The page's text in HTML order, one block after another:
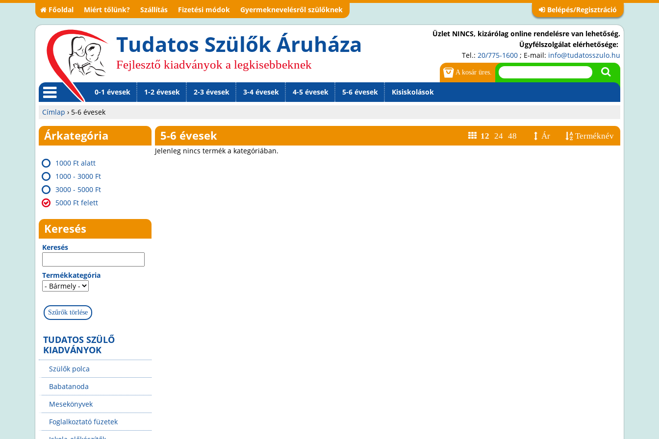
Jump to navigation
Főoldal Miért tőlünk? Szállítás Fizetési módok Gyermeknevelésről szülőknek Belépés/Regisztráció
Tudatos Szülők Áruháza
Fejlesztő kiadványok a legkisebbeknek
Üzlet NINCS, kizárólag online rendelésre van lehetőség.
Ügyfélszolgálat elérhetősége:
Tel.: 20/775-1600 ; E-mail: info@tudatosszulo.hu
Jelenlegi
hely
Címlap › 5-6 évesek
5-6 évesek 12 24 48 Ár
Terméknév
Jelenleg nincs termék a kategóriában.
A kosár üres.
M
en
ü
0-1 évesek 1-2 évesek 2-3 évesek 3-4 évesek 4-5 évesek 5-6 évesek Kisiskolások
Árkategória
1000 Ft alatt
1000 - 3000 Ft
3000 - 5000 Ft
5000 Ft felett
Keresés
Keresés
Termékkategória
TUDATOS SZÜLŐ
KIADVÁNYOK
Szülők polca
Babatanoda
Mesekönyvek
Foglalkoztató füzetek